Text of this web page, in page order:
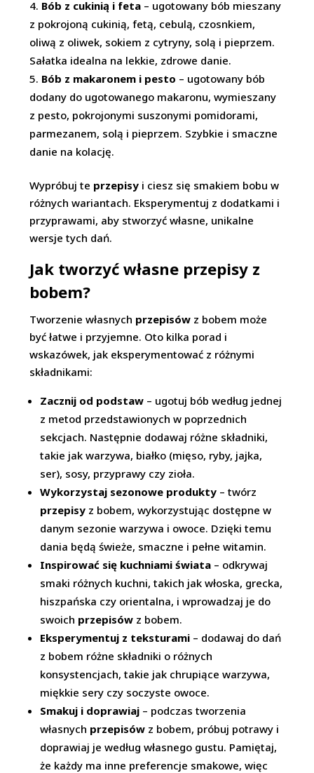
Bób z cukinią i feta – ugotowany bób mieszany
z pokrojoną cukinią, fetą, cebulą, czosnkiem,
oliwą z oliwek, sokiem z cytryny, solą i pieprzem.
Sałatka idealna na lekkie, zdrowe danie.
Bób z makaronem i pesto – ugotowany bób
dodany do ugotowanego makaronu, wymieszany
z pesto, pokrojonymi suszonymi pomidorami,
parmezanem, solą i pieprzem. Szybkie i smaczne
danie na kolację.
Wypróbuj te przepisy i ciesz się smakiem bobu w
różnych wariantach. Eksperymentuj z dodatkami i
przyprawami, aby stworzyć własne, unikalne
wersje tych dań.
Jak tworzyć własne przepisy z
bobem?
Tworzenie własnych przepisów z bobem może
być łatwe i przyjemne. Oto kilka porad i
wskazówek, jak eksperymentować z różnymi
składnikami:
Zacznij od podstaw – ugotuj bób według jednej
z metod przedstawionych w poprzednich
sekcjach. Następnie dodawaj różne składniki,
takie jak warzywa, białko (mięso, ryby, jajka,
ser), sosy, przyprawy czy zioła.
Wykorzystaj sezonowe produkty – twórz
przepisy z bobem, wykorzystując dostępne w
danym sezonie warzywa i owoce. Dzięki temu
dania będą świeże, smaczne i pełne witamin.
Inspirować się kuchniami świata – odkrywaj
smaki różnych kuchni, takich jak włoska, grecka,
hiszpańska czy orientalna, i wprowadzaj je do
swoich przepisów z bobem.
Eksperymentuj z teksturami – dodawaj do dań
z bobem różne składniki o różnych
konsystencjach, takie jak chrupiące warzywa,
miękkie sery czy soczyste owoce.
Smakuj i doprawiaj – podczas tworzenia
własnych przepisów z bobem, próbuj potrawy i
doprawiaj je według własnego gustu. Pamiętaj,
że każdy ma inne preferencje smakowe, więc